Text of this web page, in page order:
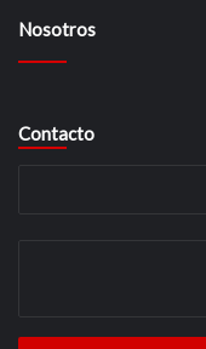
Nosotros
Contacto